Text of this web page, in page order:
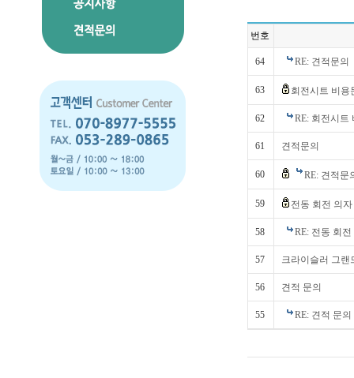
번호
64 RE: 견적문의
63 회전시트 비용
62 RE: 회전시트
61 견적문의
60 RE: 견적문
59 전동 회전 의
58 RE: 전동 회
57 크라이슬러 그랜
56 견적 문의
55 RE: 견적 문의